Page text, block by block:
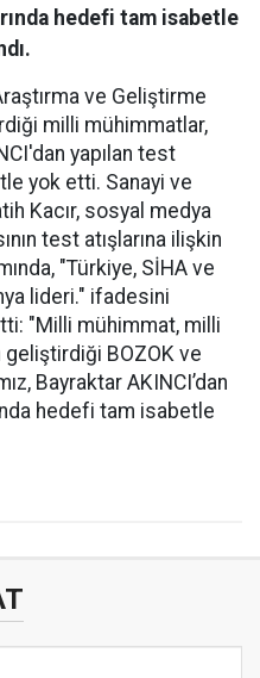
hedefi tam isabetle
ve Geliştirme
milli mühimmatlar,
yapılan test
yok etti. Sanayi ve
Kacır, sosyal medya
test atışlarına ilişkin
"Türkiye, SİHA ve
lideri." ifadesini
"Milli mühimmat, milli
geliştirdiği BOZOK ve
Bayraktar AKINCI’dan
hedefi tam isabetle